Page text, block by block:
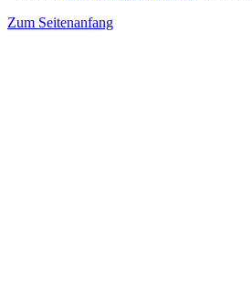
Zum Seitenanfang